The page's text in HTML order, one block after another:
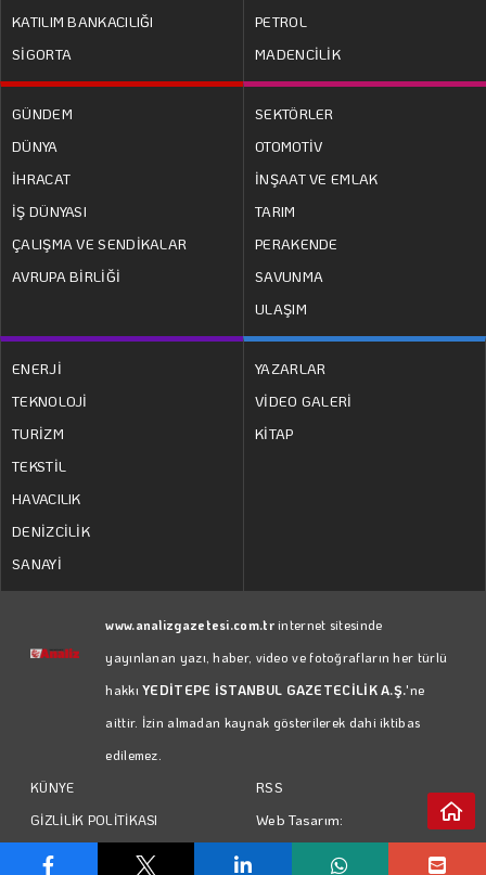
KATILIM BANKACILIĞI
SİGORTA
PETROL
MADENCİLİK
GÜNDEM
DÜNYA
İHRACAT
İŞ DÜNYASI
ÇALIŞMA VE SENDİKALAR
AVRUPA BİRLİĞİ
SEKTÖRLER
OTOMOTİV
İNŞAAT VE EMLAK
TARIM
PERAKENDE
SAVUNMA
ULAŞIM
ENERJİ
TEKNOLOJİ
TURİZM
TEKSTİL
HAVACILIK
DENİZCİLİK
SANAYİ
YAZARLAR
VİDEO GALERİ
KİTAP
www.analizgazetesi.com.trinternet sitesinde
yayınlanan yazı, haber, video ve fotoğrafların her türlü
hakkıYEDİTEPE İSTANBUL GAZETECİLİK A.Ş.'ne
aittir. İzin almadan kaynak gösterilerek dahi iktibas
edilemez.
KÜNYE
GİZLİLİK POLİTİKASI
KULLANIM KOŞULLARI
RSS
Web Tasarım: